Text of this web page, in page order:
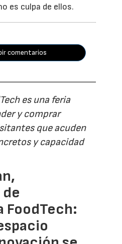
es culpa de ellos.
comentarios
es una feria
y comprar
que acuden
y capacidad